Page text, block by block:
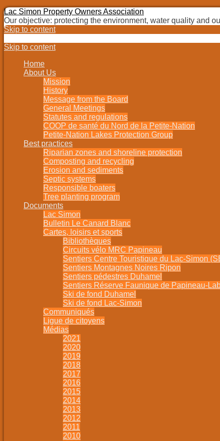
Lac Simon Property Owners Association
Our objective: protecting the environment, water quality and
Skip to content
Skip to content
Home
About Us
Mission
History
Message from the Board
General Meetings
Statutes and regulations
COOP de santé du Nord de la Petite-Nation
Petite-Nation Lakes Protection Group
Best practices
Riparian zones and shoreline protection
Composting and recycling
Erosion and sediments
Septic systems
Responsible boaters
Tree planting program
Documents
Lac Simon
Bulletin Le Canard Blanc
Cartes, loisirs et sports
Bibliothèques
Circuits vélo MRC Papineau
Sentiers Centre Touristique du Lac-Simon
Sentiers Montagnes Noires Ripon
Sentiers pédestres Duhamel
Sentiers Réserve Faunique de Papineau-
Ski de fond Duhamel
Ski de fond Lac-Simon
Communiqués
Ligue de citoyens
Médias
2021
2020
2019
2018
2017
2016
2015
2014
2013
2012
2011
2010